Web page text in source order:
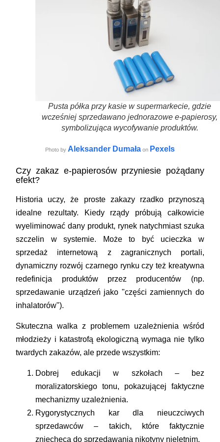
Pusta półka przy kasie w supermarkecie, gdzie
wcześniej sprzedawano jednorazowe e-papierosy,
symbolizująca wycofywanie produktów.
Photo by Aleksander Dumała on Pexels
Czy zakaz e-papierosów przyniesie pożądany
efekt?
Historia uczy, że proste zakazy rzadko przynoszą
idealne rezultaty. Kiedy rządy próbują całkowicie
wyeliminować dany produkt, rynek natychmiast szuka
szczelin w systemie. Może to być ucieczka w
sprzedaż internetową z zagranicznych portali,
dynamiczny rozwój czarnego rynku czy też kreatywna
redefinicja produktów przez producentów (np.
sprzedawanie urządzeń jako "części zamiennych do
inhalatorów").
Skuteczna walka z problemem uzależnienia wśród
młodzieży i katastrofą ekologiczną wymaga nie tylko
twardych zakazów, ale przede wszystkim:
Dobrej edukacji w szkołach – bez
moralizatorskiego tonu, pokazującej faktyczne
mechanizmy uzależnienia.
Rygorystycznych kar dla nieuczciwych
sprzedawców – takich, które faktycznie
zniechęcą do sprzedawania nikotyny nieletnim.